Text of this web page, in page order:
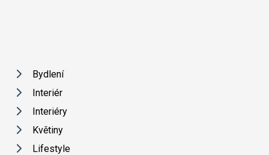
Bydlení
Interiér
Interiéry
Květiny
Lifestyle